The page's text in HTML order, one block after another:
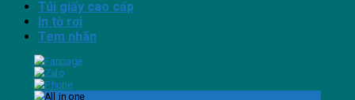
Túi giấy cao cấp
In tờ rơi
Tem nhãn